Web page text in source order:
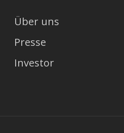
Über uns
Presse
Investor